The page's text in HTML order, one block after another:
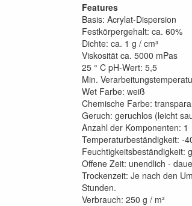
Features
Basis: Acrylat-Dispersion
Festkörpergehalt: ca. 60%
Dichte: ca. 1 g / cm³
Viskosität ca. 5000 mPas
25 ° C pH-Wert: 5,5
Min.
Wet Farbe: weiß
Chemische Farbe:
Geruch: geruchlos (leicht
Anzahl der Komponenten: 1
Temperaturbeständigkeit: -
Feuchtigkeitsbeständigkeit:
Offene Zeit: unendlich -
Trockenzeit: Je nach den
Stunden.
Verbrauch: 250 g / m²